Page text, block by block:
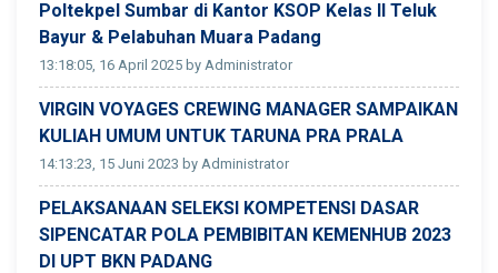
Poltekpel Sumbar di Kantor KSOP Kelas II Teluk
Bayur & Pelabuhan Muara Padang
13:18:05, 16 April 2025 by Administrator
VIRGIN VOYAGES CREWING MANAGER SAMPAIKAN
KULIAH UMUM UNTUK TARUNA PRA PRALA
14:13:23, 15 Juni 2023 by Administrator
PELAKSANAAN SELEKSI KOMPETENSI DASAR
SIPENCATAR POLA PEMBIBITAN KEMENHUB 2023
DI UPT BKN PADANG